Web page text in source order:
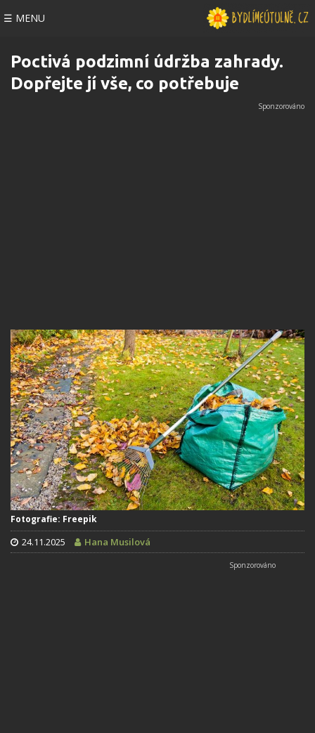
☰ MENU
Poctivá podzimní údržba zahrady.
Dopřejte jí vše, co potřebuje
Fotografie: Freepik
24.11.2025 Hana Musilová